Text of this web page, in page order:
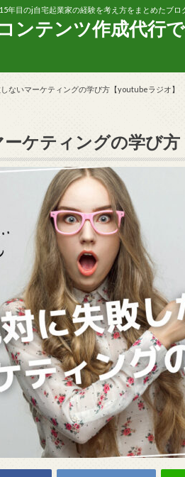
年目のj自宅起業家の経験を考え方をまとめたブロ
ンテンツ作成代行
ないマーケティングの学び方【youtubeラジオ】
ケティングの学び方